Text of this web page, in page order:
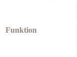
Funktion